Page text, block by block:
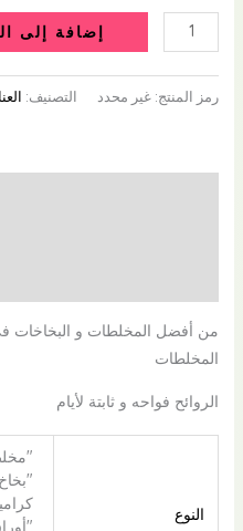
إضافة إلى
رمز المنتج: غير محدد التصنيف:
من أفضل المخلطات و البخاخات
المخلطات
الروائح فواحه و ثابتة لأيام
النوع